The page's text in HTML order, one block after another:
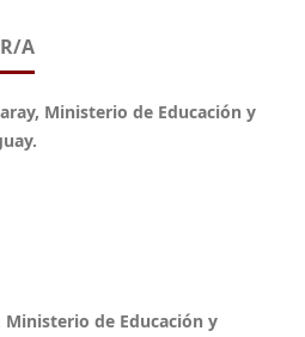
A
Ministerio de Educación y
Ministerio de Educación y